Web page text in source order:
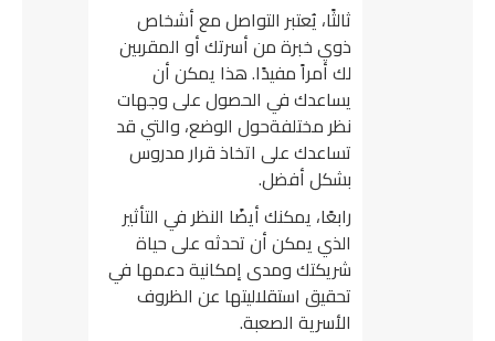
ثالثًا، يُعتبر التواصل مع أشخاص
ذوي خبرة من أسرتك أو المقربين
لك أمراً مفيدًا. هذا يمكن أن
يساعدك في الحصول على وجهات
نظر مختلفةحول الوضع، والتي قد
تساعدك على اتخاذ قرار مدروس
بشكل أفضل.
رابعًا، يمكنك أيضًا النظر في التأثير
الذي يمكن أن تحدثه على حياة
شريكتك ومدى إمكانية دعمها في
تحقيق استقلاليتها عن الظروف
الأسرية الصعبة.